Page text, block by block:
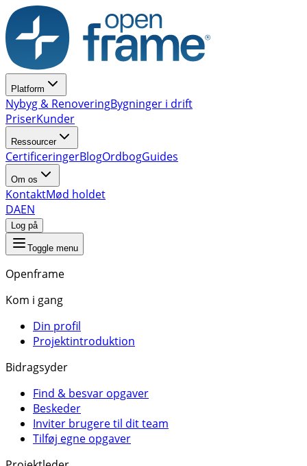
Platform
Nybyg & RenoveringBygninger i drift
PriserKunder
Ressourcer
CertificeringerBlogOrdbogGuides
Om os
KontaktMød holdet
DAEN
Log på
Toggle menu
Openframe
Kom i gang
Din profil
Projektintroduktion
Bidragsyder
Find & besvar opgaver
Beskeder
Inviter brugere til dit team
Tilføj egne opgaver